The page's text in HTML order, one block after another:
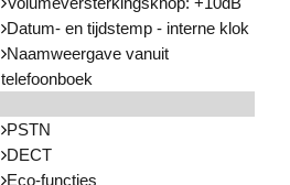
Datum- en tijdstemp - interne klok
Naamweergave vanuit
telefoonboek
PSTN
DECT
Eco-functies